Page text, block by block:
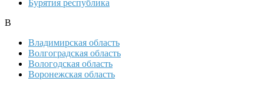
Бурятия республика
В
Владимирская область
Волгоградская область
Вологодская область
Воронежская область